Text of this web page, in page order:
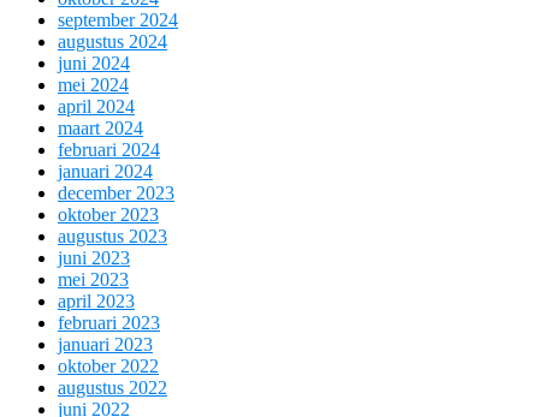
september 2024
augustus 2024
juni 2024
mei 2024
april 2024
maart 2024
februari 2024
januari 2024
december 2023
oktober 2023
augustus 2023
juni 2023
mei 2023
april 2023
februari 2023
januari 2023
oktober 2022
augustus 2022
juni 2022